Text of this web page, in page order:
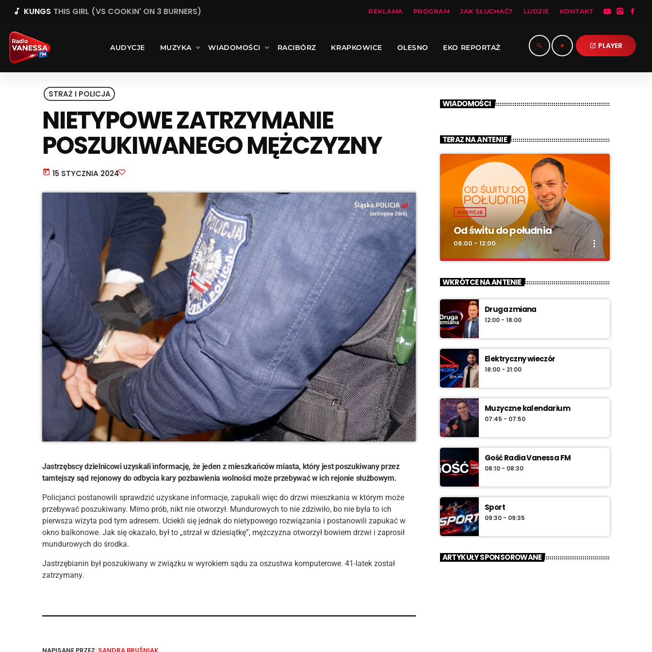
music_note KUNGS THIS GIRL (VS COOKIN' ON 3 BURNERS) REKLAMA PROGRAM JAK SŁUCHAĆ? LUDZIE KONTAKT
AUDYCJE MUZYKA WIADOMOŚCI RACIBÓRZ KRAPKOWICE OLESNO EKO REPORTAŻ search play_arrow open_in_new PLAYER
STRAŻ I POLICJA
NIETYPOWE ZATRZYMANIE
POSZUKIWANEGO MĘŻCZYZNY
today 15 STYCZNIA 2024
Jastrzębscy dzielnicowi uzyskali informację, że jeden z mieszkańców miasta, który jest poszukiwany przez
tamtejszy sąd rejonowy do odbycia kary pozbawienia wolności może przebywać w ich rejonie służbowym.
Policjanci postanowili sprawdzić uzyskane informacje, zapukali więc do drzwi mieszkania w którym może
przebywać poszukiwany. Mimo prób, nikt nie otworzył. Mundurowych to nie zdziwiło, bo nie była to ich
pierwsza wizyta pod tym adresem. Uciekli się jednak do nietypowego rozwiązania i postanowili zapukać w
okno balkonowe. Jak się okazało, był to „strzał w dziesiątkę”, mężczyzna otworzył bowiem drzwi i zaprosił
mundurowych do środka.
Jastrzębianin był poszukiwany w związku w wyrokiem sądu za oszustwa komputerowe. 41-latek został
zatrzymany.
WIADOMOŚCI
TERAZ NA ANTENIE
AUDYCJE
Od świtu do południa
06:00 - 12:00 more_vert
Od świtu do południa
„Od świtu do południa” – poranny program
Radia Vanessa od poniedziałku do soboty w
godz. 6:00–12:00. Jakub Koniński serwuje
wydarzeń i najlepszą muzykę, która
towarzyszy od pierwszych chwil dnia aż do
południa.
WKRÓTCE NA ANTENIE
Druga zmiana
12:00 - 18:00
Elektryczny wieczór
18:00 - 21:00
Muzyczne kalendarium
07:45 - 07:50
Gość Radia Vanessa FM
08:10 - 08:30
Sport
09:30 - 09:35
ARTYKUŁY SPONSOROWANE